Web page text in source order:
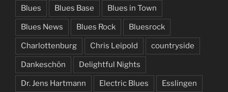
Blues Blues Base Blues in Town
Blues News Blues Rock Bluesrock
Charlottenburg Chris Leipold countryside
Dankeschön Delightful Nights
Dr. Jens Hartmann Electric Blues Esslingen